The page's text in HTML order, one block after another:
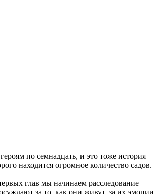
по семнадцать, и это тоже история
находится огромное количество садов.
глав мы начинаем расследование
за то, как они живут, за их эмоции